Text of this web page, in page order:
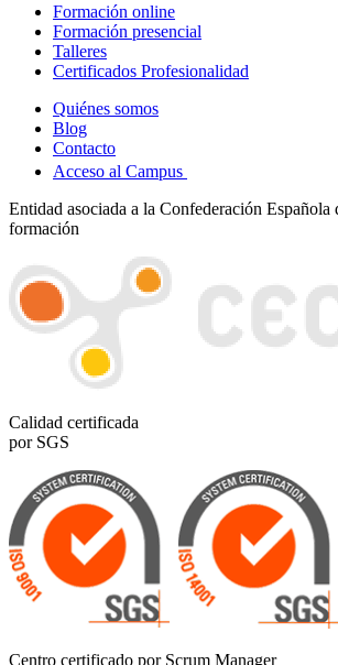
Formación online
Formación presencial
Talleres
Certificados Profesionalidad
Quiénes somos
Blog
Contacto
Acceso al Campus
Entidad asociada a la Confederación Española
formación
Calidad certificada
por SGS
Centro certificado por Scrum Manager